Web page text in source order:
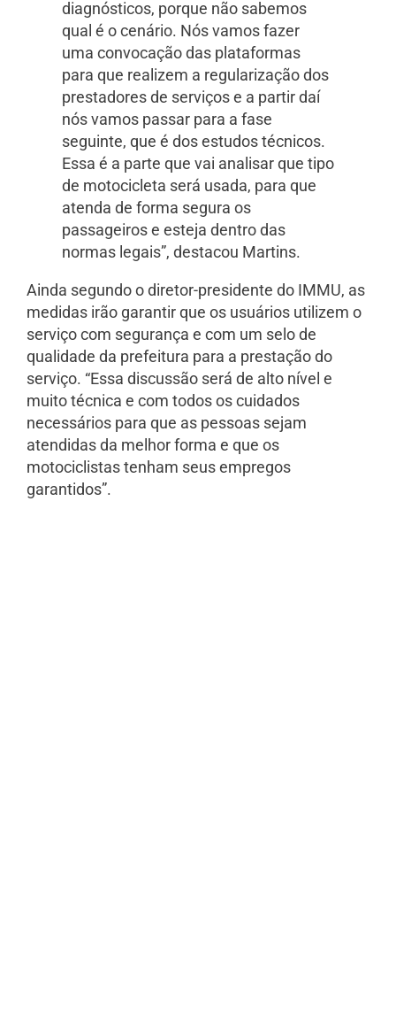
diagnósticos, porque não sabemos
qual é o cenário. Nós vamos fazer
uma convocação das plataformas
para que realizem a regularização dos
prestadores de serviços e a partir daí
nós vamos passar para a fase
seguinte, que é dos estudos técnicos.
Essa é a parte que vai analisar que tipo
de motocicleta será usada, para que
atenda de forma segura os
passageiros e esteja dentro das
normas legais”, destacou Martins.
Ainda segundo o diretor-presidente do IMMU, as
medidas irão garantir que os usuários utilizem o
serviço com segurança e com um selo de
qualidade da prefeitura para a prestação do
serviço. “Essa discussão será de alto nível e
muito técnica e com todos os cuidados
necessários para que as pessoas sejam
atendidas da melhor forma e que os
motociclistas tenham seus empregos
garantidos”.